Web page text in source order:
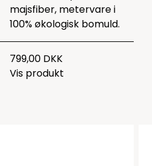
majsfiber, metervare i
100% økologisk bomuld.
799,00 DKK
Vis produkt